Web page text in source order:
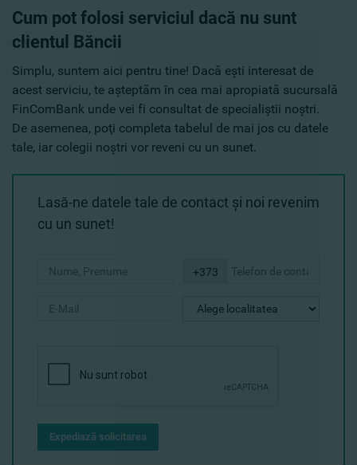
Cum pot folosi serviciul dacă nu sunt
clientul Băncii
Simplu, suntem aici pentru tine! Dacă eşti interesat de
acest serviciu, te aşteptăm în cea mai apropiată sucursală
FinComBank unde vei fi consultat de specialiştii noştri.
De asemenea, poţi completa tabelul de mai jos cu datele
tale, iar colegii noştri vor reveni cu un sunet.
Lasă-ne datele tale de contact şi noi revenim
cu un sunet!
+373
Expediază solicitarea